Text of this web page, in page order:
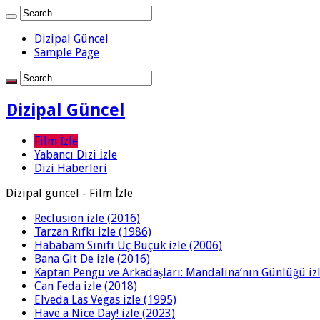
Dizipal Güncel
Sample Page
Dizipal Güncel
Film İzle
Yabancı Dizi İzle
Dizi Haberleri
Dizipal güncel - Film İzle
Reclusion izle (2016)
Tarzan Rıfkı izle (1986)
Hababam Sınıfı Üç Buçuk izle (2006)
Bana Git De izle (2016)
Kaptan Pengu ve Arkadaşları: Mandalina’nın Günlüğü
Can Feda izle (2018)
Elveda Las Vegas izle (1995)
Have a Nice Day! izle (2023)